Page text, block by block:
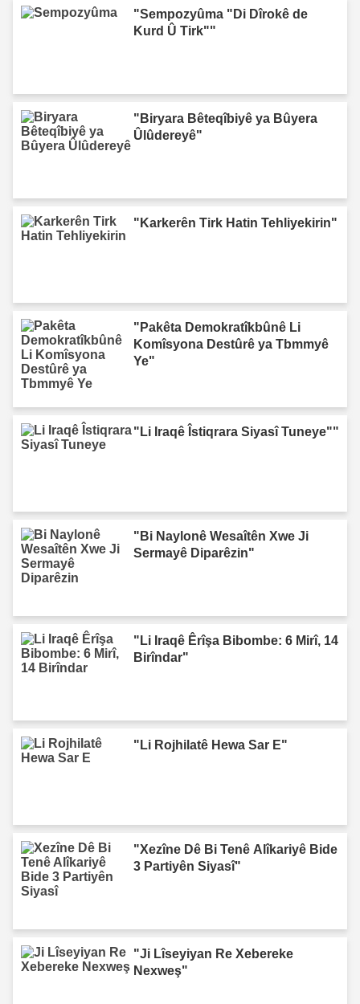
"Sempozyûma "Di Dîrokê de
Kurd Û Tirk""
"Biryara Bêteqîbiyê ya Bûyera
Ûlûdereyê"
"Karkerên Tirk Hatin Tehliyekirin"
"Pakêta Demokratîkbûnê Li
Komîsyona Destûrê ya Tbmmyê
Ye"
"Li Iraqê Îstiqrara Siyasî Tuneye""
"Bi Naylonê Wesaîtên Xwe Ji
Sermayê Diparêzin"
"Li Iraqê Êrîşa Bibombe: 6 Mirî, 14
Birîndar"
"Li Rojhilatê Hewa Sar E"
"Xezîne Dê Bi Tenê Alîkariyê Bide
3 Partiyên Siyasî"
"Ji Lîseyiyan Re Xebereke
Nexweş"